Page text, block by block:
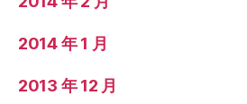
2014 年 1 月
2013 年 12 月